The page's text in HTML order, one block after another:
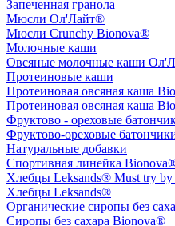
Запеченная гранола
Мюсли Ол'Лайт®
Мюсли Crunchy Bionova®
Молочные каши
Овсяные молочные каши
Протеиновые каши
Протеиновая овсяная каша
Протеиновая овсяная каша
Фруктово - ореховые
Фруктово-ореховые
Натуральные добавки
Спортивная линейка
Хлебцы Leksands® Must try
Хлебцы Leksands®
Органические сиропы без
Сиропы без сахара Bionova®